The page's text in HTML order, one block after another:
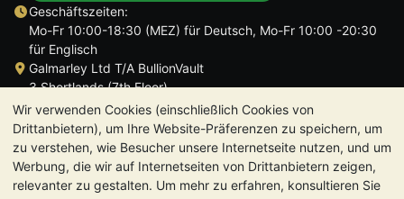
Wir verwenden Cookies (einschließlich Cookies von
Drittanbietern), um Ihre Website-Präferenzen zu speichern, um
zu verstehen, wie Besucher unsere Internetseite nutzen, und um
Werbung, die wir auf Internetseiten von Drittanbietern zeigen,
relevanter zu gestalten. Um mehr zu erfahren, konsultieren Sie
Geschäftszeiten:
Mo-Fr 10:00-18:30 (MEZ) für Deutsch, Mo-Fr 10:00 -20:30
für Englisch
Galmarley Ltd T/A BullionVault
3 Shortlands (7th Floor)
Hammersmith
London
W6 8DA
Großbritannien